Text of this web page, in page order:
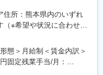
所：熊本県内のいずれ
（※希望や状況に合わせて
態＞月給制＜賃金内訳＞
固定残業手当/月：